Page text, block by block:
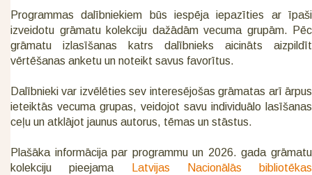
Programmas dalībniekiem būs iespēja iepazīties ar īpaši
izveidotu grāmatu kolekciju dažādām vecuma grupām. Pēc
grāmatu izlasīšanas katrs dalībnieks aicināts aizpildīt
vērtēšanas anketu un noteikt savus favorītus.
Dalībnieki var izvēlēties sev interesējošas grāmatas arī ārpus
ieteiktās vecuma grupas, veidojot savu individuālo lasīšanas
ceļu un atklājot jaunus autorus, tēmas un stāstus.
Plašāka informācija par programmu un 2026. gada grāmatu
kolekciju pieejama
Latvijas Nacionālās bibliotēkas